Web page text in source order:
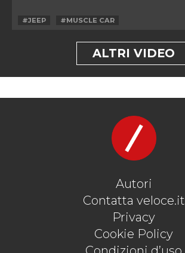
#JEEP #MUSCLE CAR
ALTRI VIDEO
Autori
Contatta veloce.it
Privacy
Cookie Policy